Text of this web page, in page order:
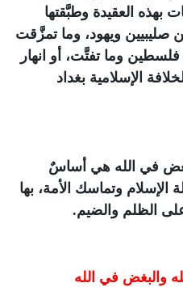
بهذه العقيدة وطبَّقتها
صليبيين ويهود، وما تمزَّقت
وما تفتَّت، أو انهار
الإسلامية بغداد
في الله هي أساسٌ
وتماسك الأمة، بها
الظلم والضيم.
والبغض في الله